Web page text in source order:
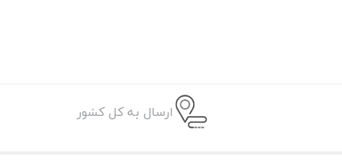
ارسال به کل کشور